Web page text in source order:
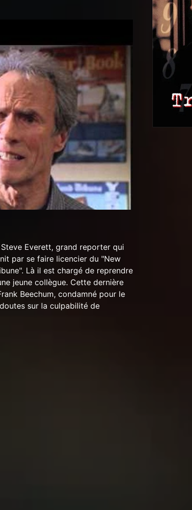
Everett, grand reporter qui
par se faire licencier du "New
Là il est chargé de reprendre
jeune collègue. Cette dernière
Beechum, condamné pour le
sur la culpabilité de